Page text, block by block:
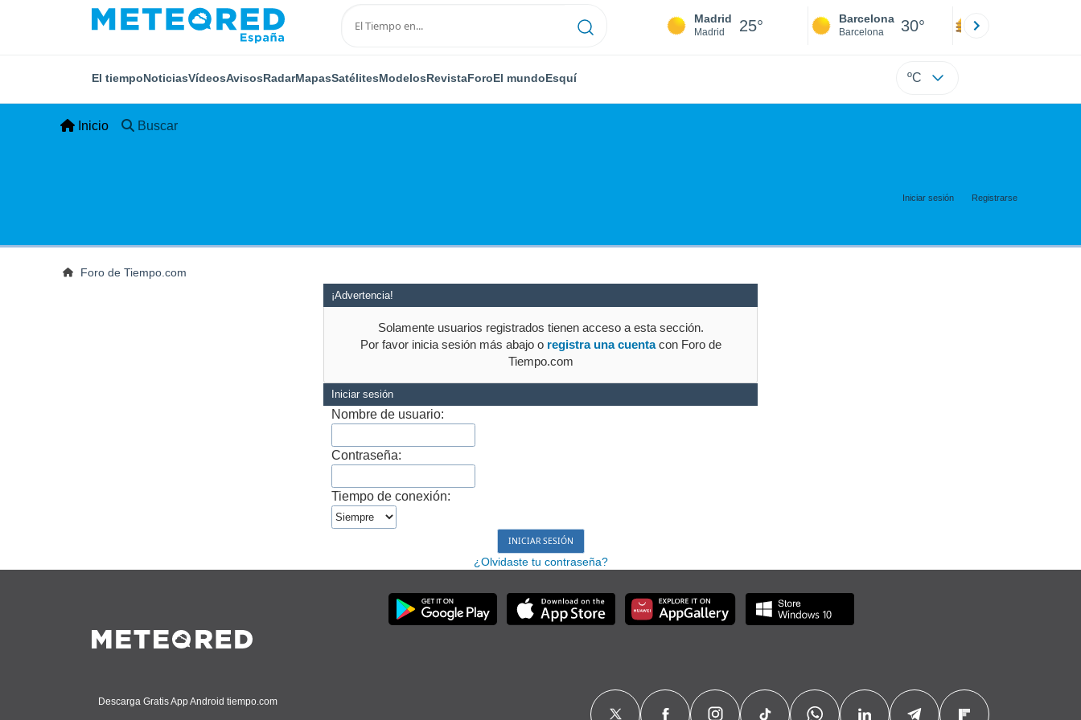
Madrid
Madrid 25° Barcelona
Barcelona 30°
El tiempoNoticiasVídeosAvisosRadarMapasSatélitesModelosRevistaForoEl mundoEsquí ºC
Inicio Buscar
Iniciar sesión Registrarse
Foro de Tiempo.com
¡Advertencia!
Solamente usuarios registrados tienen acceso a esta sección.
Por favor inicia sesión más abajo o registra una cuentacon Foro de
Tiempo.com
Iniciar sesión
Nombre de usuario:
Contraseña:
Tiempo de conexión:
¿Olvidaste tu contraseña?
Descarga Gratis App Android tiempo.com